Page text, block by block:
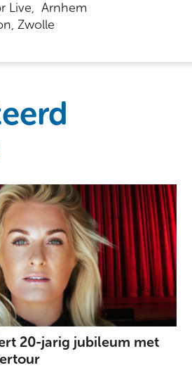
Live, Arnhem
Zwolle
20-jarig jubileum met